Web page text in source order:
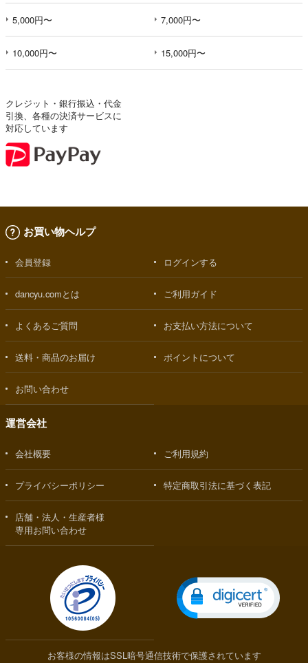
5,000円〜 7,000円〜
10,000円〜 15,000円〜
クレジット・銀行振込・代金
引換、各種の決済サービスに
対応しています
お買い物ヘルプ
会員登録 ログインする
dancyu.comとは ご利用ガイド
よくあるご質問 お支払い方法について
送料・商品のお届け ポイントについて
お問い合わせ
運営会社
会社概要 ご利用規約
プライバシーポリシー 特定商取引法に基づく表記
店舗・法人・生産者様
専用お問い合わせ
お客様の情報はSSL暗号通信技術で保護されています